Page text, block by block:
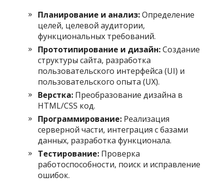
Планирование и анализ:Определение
целей, целевой аудитории,
функциональных требований.
Прототипирование и дизайн:Создание
структуры сайта, разработка
пользовательского интерфейса (UI) и
пользовательского опыта (UX).
Верстка: Преобразование дизайна в
HTML/CSS код.
Программирование: Реализация
серверной части, интеграция с базами
данных, разработка функционала.
Тестирование: Проверка
работоспособности, поиск и исправление
ошибок.